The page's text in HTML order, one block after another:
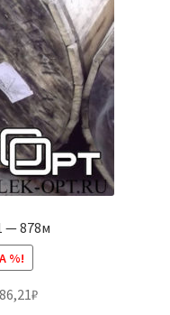
— 878м
%!
₽